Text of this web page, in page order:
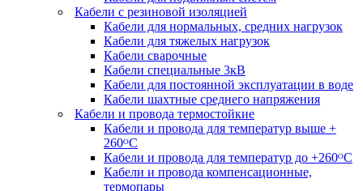
Кабели с резиновой изоляцией
Кабели для нормальных, средних нагрузок
Кабели для тяжелых нагрузок
Кабели сварочные
Кабели специальные 3кВ
Кабели для постоянной эксплуатации в воде
Кабели шахтные среднего напряжения
Кабели и провода термостойкие
Кабели и провода для температур выше +
260ᴼС
Кабели и провода для температур до +260ᴼС
Кабели и провода компенсационные,
термопары